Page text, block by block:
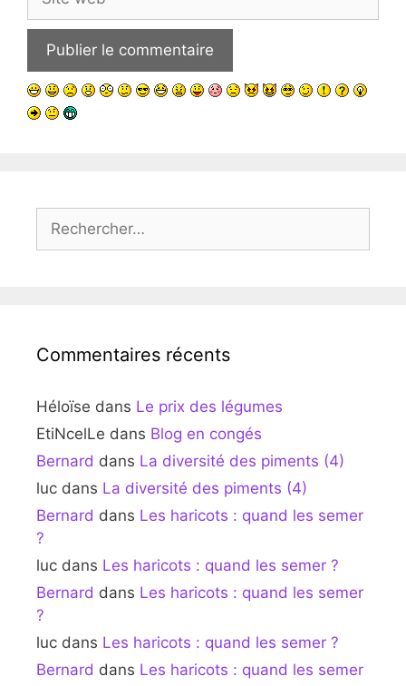
web
Rechercher :
Commentaires récents
Héloïse dans Le prix des légumes
EtiNcelLe dans Blog en congés
Bernard dans La diversité des piments (4)
luc dans La diversité des piments (4)
Bernard dans Les haricots : quand les semer
?
luc dans Les haricots : quand les semer ?
Bernard dans Les haricots : quand les semer
?
luc dans Les haricots : quand les semer ?
Bernard dans Les haricots : quand les semer